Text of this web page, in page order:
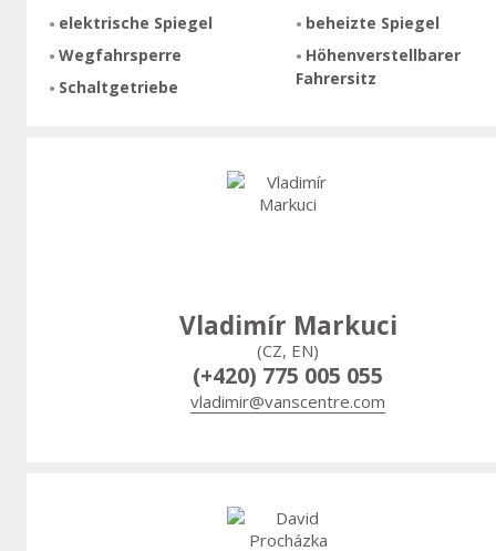
elektrische Spiegel
Wegfahrsperre
Schaltgetriebe
beheizte Spiegel
Höhenverstellbarer
Fahrersitz
Vladimír Markuci
(CZ, EN)
(+420) 775 005 055
vladimir@vanscentre.com